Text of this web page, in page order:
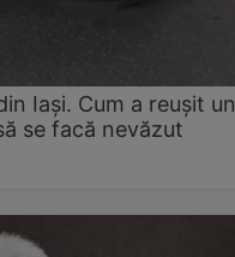
Iași. Cum a reușit un
se facă nevăzut